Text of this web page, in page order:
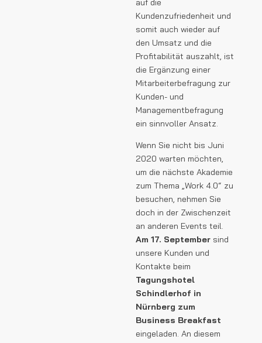
auf die
Kundenzufriedenheit und
somit auch wieder auf
den Umsatz und die
Profitabilität auszahlt, ist
die Ergänzung einer
Mitarbeiterbefragung zur
Kunden- und
Managementbefragung
ein sinnvoller Ansatz.
Wenn Sie nicht bis Juni
2020 warten möchten,
um die nächste Akademie
zum Thema „Work 4.0“ zu
besuchen, nehmen Sie
doch in der Zwischenzeit
an anderen Events teil.
Am 17. September sind
unsere Kunden und
Kontakte beim
Tagungshotel
Schindlerhof in
Nürnberg zum
Business Breakfast
eingeladen. An diesem